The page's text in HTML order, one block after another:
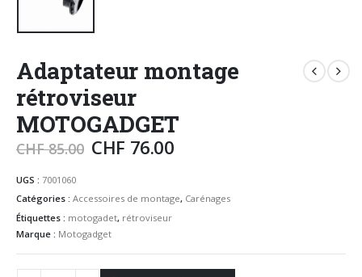
Adaptateur montage
rétroviseur
MOTOGADGET
CHF85.00 CHF 76.00
UGS : 7001060
Catégories : Accessoires de montage, Carénages
Étiquettes : motogadet, rétroviseur
Marque : Motogadget